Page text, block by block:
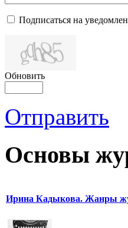
Подписаться на
Обновить
Отправить
Основы
Ирина Кадыкова. Жанры